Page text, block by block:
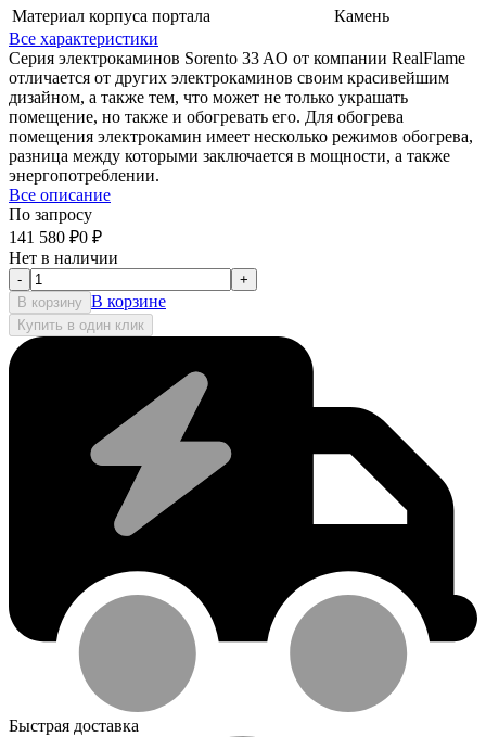
Материал корпуса портала
Камень
Все характеристики
Серия электрокаминов Sorento 33 AO от компании RealFlame
отличается от других электрокаминов своим красивейшим
дизайном, а также тем, что может не только украшать
помещение, но также и обогревать его. Для обогрева
помещения электрокамин имеет несколько режимов обогрева,
разница между которыми заключается в мощности, а также
энергопотреблении.
Все описание
По запросу
141 580 ₽0 ₽
Нет в наличии
-
+
В корзину В корзине
Купить в один клик
Быстрая доставка